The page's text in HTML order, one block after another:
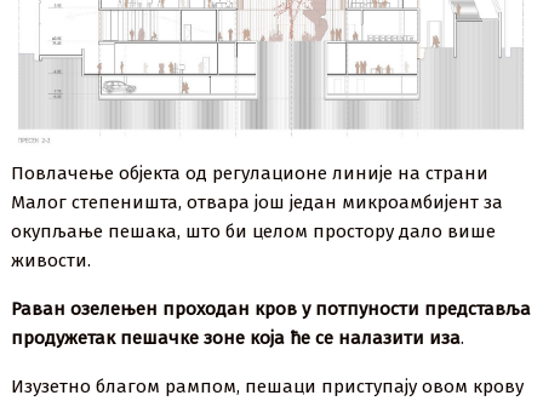
Повлачење објекта од регулационе линије на страни
Малог степеништа, отвара још један микроамбијент за
окупљање пешака, што би целом простору дало више
живости.
Раван озелењен проходан кров у потпуности представља
продужетак пешачке зоне која ће се налазити иза.
Изузетно благом рампом, пешаци приступају овом крову